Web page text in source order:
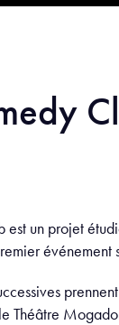
un projet
Théâtre